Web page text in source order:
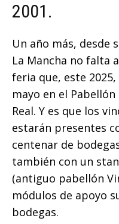
2001.
Un año más, desde
La Mancha no falta
feria que, este
mayo en el Pabellón
Real. Y es que los
estarán presentes
centenar de
también con un
(antiguo pabellón
módulos de apoyo
bodegas.